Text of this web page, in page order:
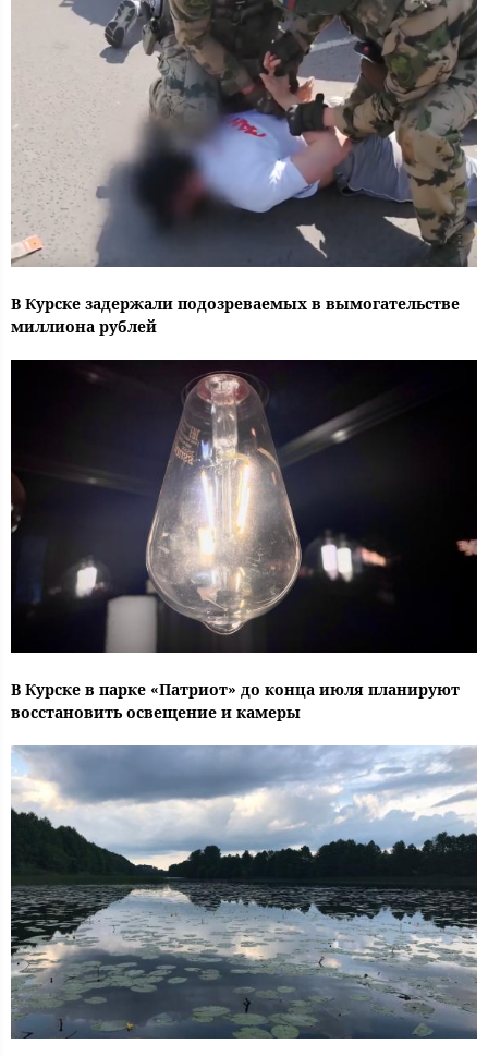
В Курске задержали подозреваемых в вымогательстве
миллиона рублей
В Курске в парке «Патриот» до конца июля планируют
восстановить освещение и камеры